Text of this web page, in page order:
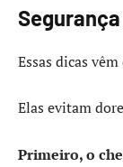
Essas dicas
Elas evitam
Primeiro, o